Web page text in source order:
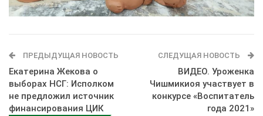
ПРЕДЫДУЩАЯ НОВОСТЬ
Екатерина Жекова о
выборах НСГ: Исполком
не предложил источник
финансирования ЦИК
СЛЕДУЩАЯ НОВОСТЬ
ВИДЕО. Уроженка
Чишмикиоя участвует в
конкурсе «Воспитатель
года 2021»